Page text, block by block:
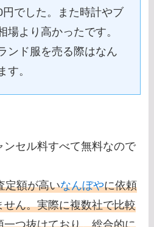
でした。また時計やブ
場より高かったです。
ンド服を売る際はなん
す。
セル料すべて無料なので
定額が高いなんぼやに依頼
ん。実際に複数社で比較